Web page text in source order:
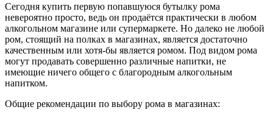
Сегодня купить первую попавшуюся бутылку рома
невероятно просто, ведь он продаётся практически в любом
алкогольном магазине или супермаркете. Но далеко не любой
ром, стоящий на полках в магазинах, является достаточно
качественным или хотя-бы является ромом. Под видом рома
могут продавать совершенно различные напитки, не
имеющие ничего общего с благородным алкогольным
напитком.
Общие рекомендации по выбору рома в магазинах: